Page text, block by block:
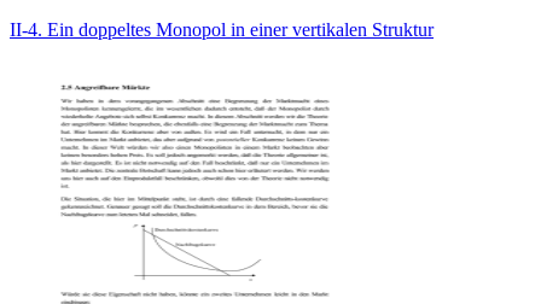
II-4. Ein doppeltes Monopol in einer vertikalen Struktur